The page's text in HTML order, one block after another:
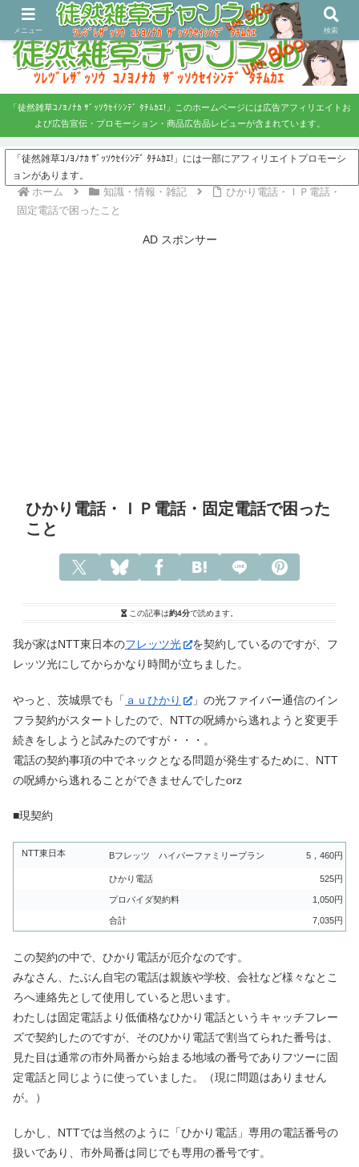
ツレヅレ・ザッソウ コノヨノナカ、ザッソウセイシンデタチムカエ！
「徒然雑草ｺﾉﾖﾉﾅｶ ｻﾞｯｿｳｾｲｼﾝﾃﾞ ﾀﾁﾑｶｴ!」このホームページには広告アフィリエイトお
よび広告宣伝・プロモーション・商品広告品レビューが含まれています。
「徒然雑草ｺﾉﾖﾉﾅｶ ｻﾞｯｿｳｾｲｼﾝﾃﾞ ﾀﾁﾑｶｴ!」には一部にアフィリエイトプロモーシ
ョンがあります。
ホーム 知識・情報・雑記
ひかり電話・ＩＰ電話・
固定電話で困ったこと
AD スポンサー
ひかり電話・ＩＰ電話・固定電話で困った
こと
この記事は約4分で読めます。
我が家はNTT東日本のフレッツ光
を契約しているのですが、フ
レッツ光にしてからかなり時間が立ちました。
やっと、茨城県でも「 ａｕひかり
」の光ファイバー通信のイン
フラ契約がスタートしたので、NTTの呪縛から逃れようと変更手
続きをしようと試みたのですが・・・。
電話の契約事項の中でネックとなる問題が発生するために、NTT
の呪縛から逃れることができませんでしたorz
■現契約
NTT東日本 Bフレッツ ハイパーファミリープラン 5，460円
ひかり電話 525円
プロバイダ契約料 1,050円
合計 7,035円
この契約の中で、ひかり電話が厄介なのです。
みなさん、たぶん自宅の電話は親族や学校、会社など様々なとこ
ろへ連絡先として使用していると思います。
わたしは固定電話より低価格なひかり電話というキャッチフレー
ズで契約したのですが、そのひかり電話で割当てられた番号は、
見た目は通常の市外局番から始まる地域の番号でありフツーに固
定電話と同じように使っていました。（現に問題はありません
が。）
しかし、NTTでは当然のように「ひかり電話」専用の電話番号の
扱いであり、市外局番は同じでも専用の番号です。
メニュー 検索